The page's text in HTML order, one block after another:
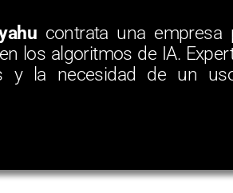
contrata una empresa
los algoritmos de IA.
y la necesidad de un